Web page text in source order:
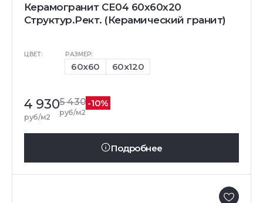
Керамогранит CE04 60x60x20
Структур.Рект. (Керамический гранит)
ЦВЕТ: РАЗМЕР:
60x60 60x120
4 930
руб/м2
5 430
руб/м2
-10%
Подробнее